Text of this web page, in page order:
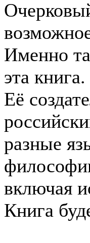
Именно
эта книга.
Её
разные
включая
Книга